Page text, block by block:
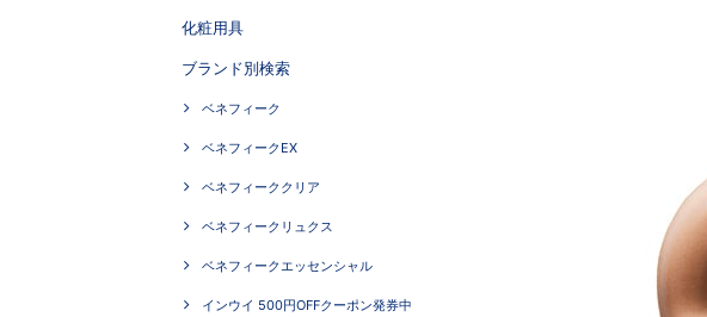
化粧用具
ブランド別検索
ベネフィーク
ベネフィークEX
ベネフィーククリア
ベネフィークリュクス
ベネフィークエッセンシャル
インウイ 500円OFFクーポン発券中